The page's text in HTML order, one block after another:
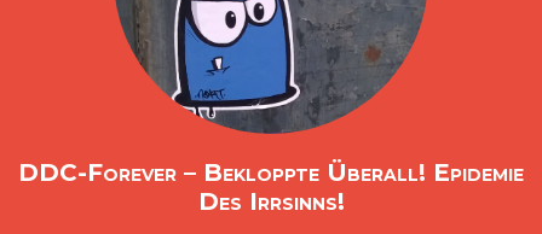
DDC-Forever – Bekloppte Überall! Epidemie
Des Irrsinns!